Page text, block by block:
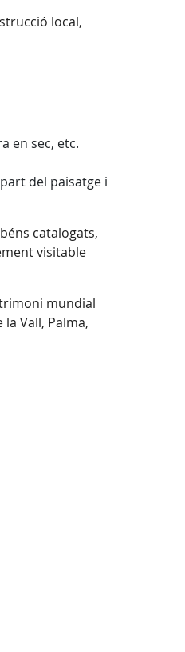
local,
en sec, etc.
del paisatge i
catalogats,
visitable
mundial
Vall, Palma,